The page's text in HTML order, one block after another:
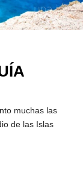
muchas las
de las Islas